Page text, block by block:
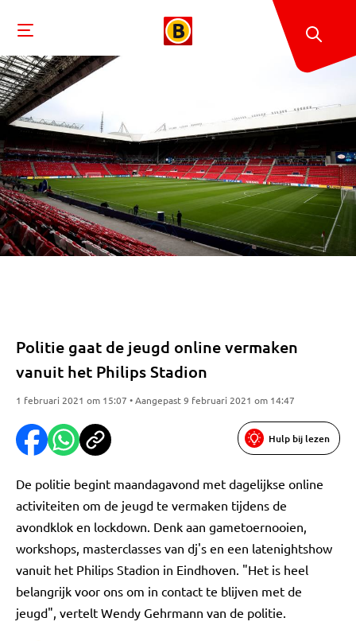
Politie gaat de jeugd online vermaken
vanuit het Philips Stadion
1 februari 2021 om 15:07 • Aangepast 9 februari 2021 om 14:47
Hulp bij lezen
De politie begint maandagavond met dagelijkse online
activiteiten om de jeugd te vermaken tijdens de
avondklok en lockdown. Denk aan gametoernooien,
workshops, masterclasses van dj's en een latenightshow
vanuit het Philips Stadion in Eindhoven. "Het is heel
belangrijk voor ons om in contact te blijven met de
jeugd", vertelt Wendy Gehrmann van de politie.